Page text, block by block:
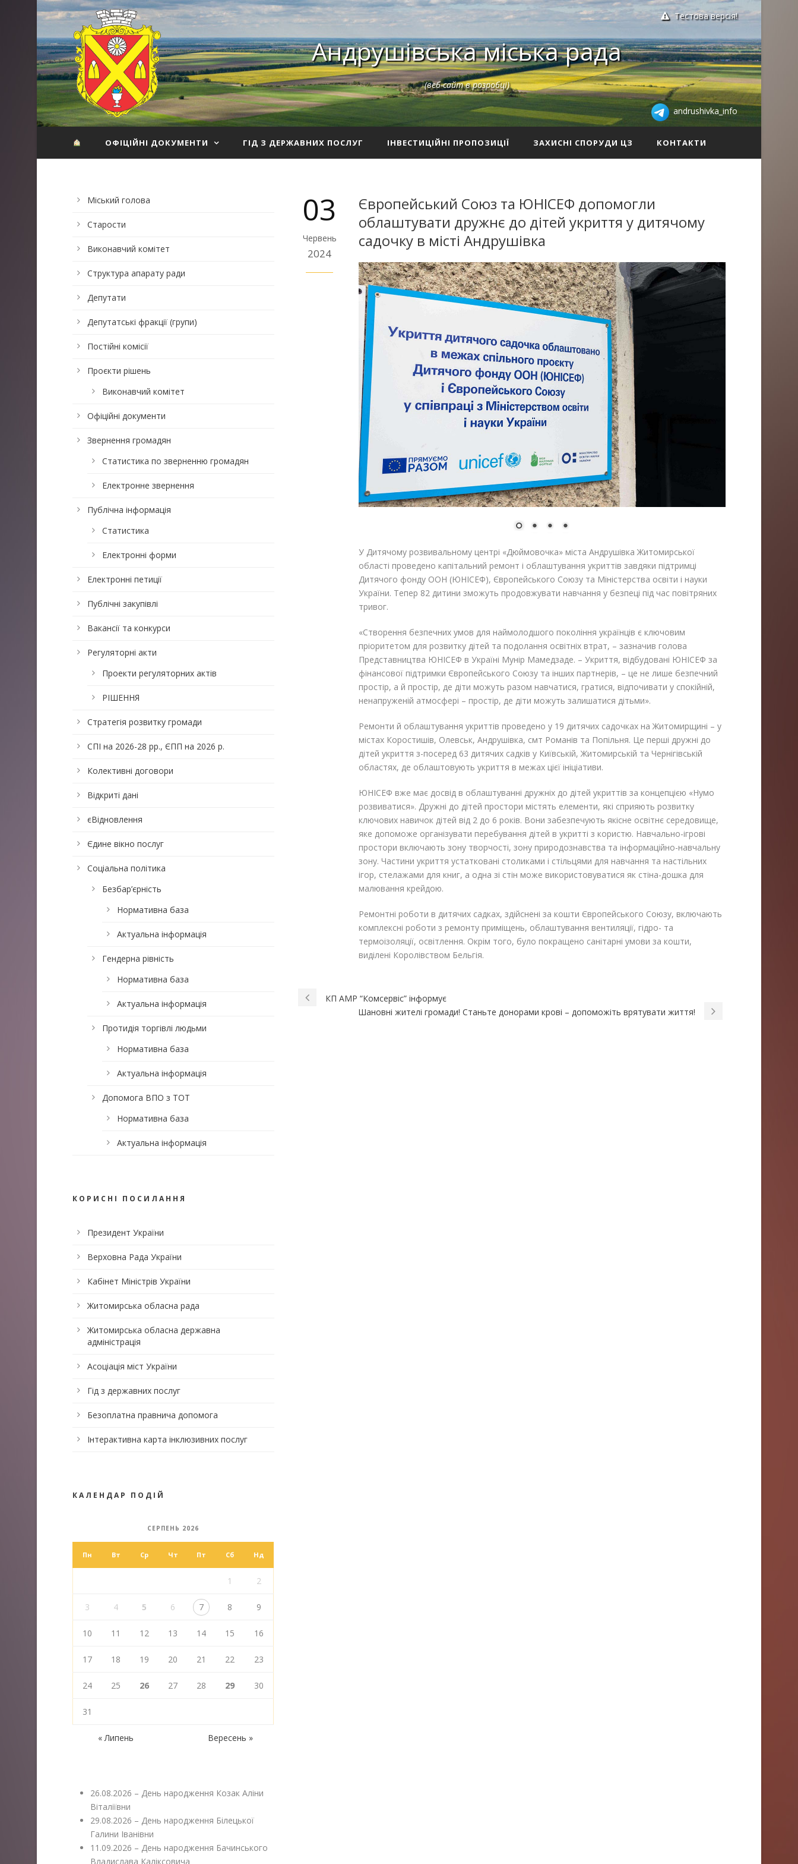
Тестова версія!
Андрушівська міська рада
(веб-сайт в розробці)
andrushivka_info
ОФІЦІЙНІ ДОКУМЕНТИ ГІД З ДЕРЖАВНИХ ПОСЛУГ ІНВЕСТИЦІЙНІ ПРОПОЗИЦІЇ ЗАХИСНІ СПОРУДИ ЦЗ КОНТАКТИ
03
Червень
2024
Європейський Союз та ЮНІСЕФ допомогли
облаштувати дружнє до дітей укриття у дитячому
садочку в місті Андрушівка
У Дитячому розвивальному центрі «Дюймовочка» міста Андрушівка Житомирської
області проведено капітальний ремонт і облаштування укриттів завдяки підтримці
Дитячого фонду ООН (ЮНІСЕФ), Європейського Союзу та Міністерства освіти і науки
України. Тепер 82 дитини зможуть продовжувати навчання у безпеці під час повітряних
тривог.
«Створення безпечних умов для наймолодшого покоління українців є ключовим
пріоритетом для розвитку дітей та подолання освітніх втрат, – зазначив голова
Представництва ЮНІСЕФ в Україні Мунір Мамедзаде. – Укриття, відбудовані ЮНІСЕФ за
фінансової підтримки Європейського Союзу та інших партнерів, – це не лише безпечний
простір, а й простір, де діти можуть разом навчатися, гратися, відпочивати у спокійній,
ненапруженій атмосфері – простір, де діти можуть залишатися дітьми».
Ремонти й облаштування укриттів проведено у 19 дитячих садочках на Житомирщині – у
містах Коростишів, Олевськ, Андрушівка, смт Романів та Попільня. Це перші дружні до
дітей укриття з-посеред 63 дитячих садків у Київській, Житомирській та Чернігівській
областях, де облаштовують укриття в межах цієї ініціативи.
ЮНІСЕФ вже має досвід в облаштуванні дружніх до дітей укриттів за концепцією «Нумо
розвиватися». Дружні до дітей простори містять елементи, які сприяють розвитку
ключових навичок дітей від 2 до 6 років. Вони забезпечують якісне освітнє середовище,
яке допоможе організувати перебування дітей в укритті з користю. Навчально-ігрові
простори включають зону творчості, зону природознавства та інформаційно-навчальну
зону. Частини укриття устатковані столиками і стільцями для навчання та настільних
ігор, стелажами для книг, а одна зі стін може використовуватися як стіна-дошка для
малювання крейдою.
Ремонтні роботи в дитячих садках, здійснені за кошти Європейського Союзу, включають
комплексні роботи з ремонту приміщень, облаштування вентиляції, гідро- та
термоізоляції, освітлення. Окрім того, було покращено санітарні умови за кошти,
виділені Королівством Бельгія.
КП АМР “Комсервіс” інформує
Шановні жителі громади! Станьте донорами крові – допоможіть врятувати життя!
Міський голова
Старости
Виконавчий комітет
Структура апарату ради
Депутати
Депутатські фракції (групи)
Постійні комісії
Проєкти рішень
Виконавчий комітет
Офіційні документи
Звернення громадян
Статистика по зверненню громадян
Електронне звернення
Публічна інформація
Статистика
Електронні форми
Електронні петиції
Публічні закупівлі
Вакансії та конкурси
Регуляторні акти
Проекти регуляторних актів
РІШЕННЯ
Стратегія розвитку громади
СПІ на 2026-28 рр., ЄПП на 2026 р.
Колективні договори
Відкриті дані
єВідновлення
Єдине вікно послуг
Соціальна політика
Безбар’єрність
Нормативна база
Актуальна інформація
Гендерна рівність
Нормативна база
Актуальна інформація
Протидія торгівлі людьми
Нормативна база
Актуальна інформація
Допомога ВПО з ТОТ
Нормативна база
Актуальна інформація
КОРИСНІ ПОСИЛАННЯ
Президент України
Верховна Рада України
Кабінет Міністрів України
Житомирська обласна рада
Житомирська обласна державна
адміністрація
Асоціація міст України
Гід з державних послуг
Безоплатна правнича допомога
Інтерактивна карта інклюзивних послуг
КАЛЕНДАР ПОДІЙ
СЕРПЕНЬ 2026
Пн Вт Ср Чт Пт Сб Нд
1 2
3 4 5 6 7 8 9
10 11 12 13 14 15 16
17 18 19 20 21 22 23
24 25 26 27 28 29 30
31
« Липень Вересень »
26.08.2026 – День народження Козак Аліни
Віталіївни
29.08.2026 – День народження Білецької
Галини Іванівни
11.09.2026 – День народження Бачинського
Владислава Каліксовича